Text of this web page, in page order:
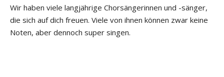
Wir haben viele langjährige Chorsängerinnen und -sänger,
die sich auf dich freuen. Viele von ihnen können zwar keine
Noten, aber dennoch super singen.